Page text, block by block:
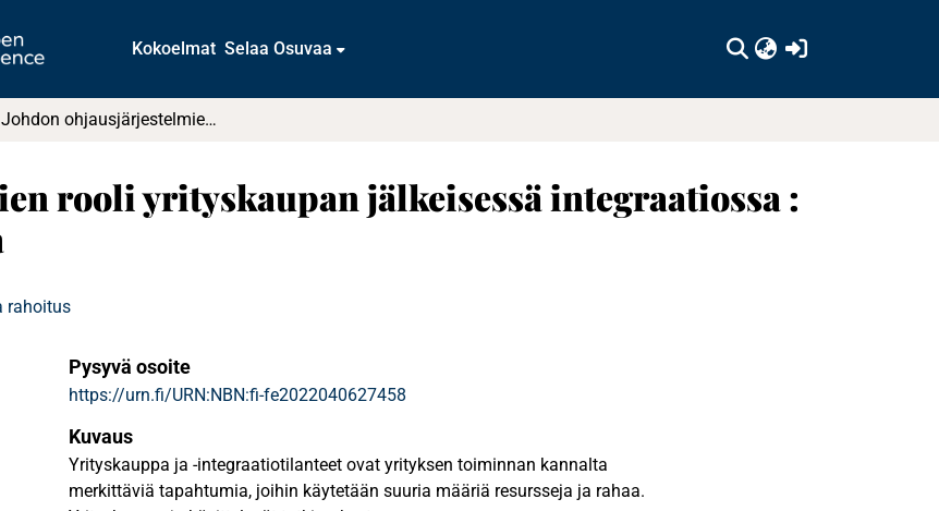
Kokoelmat Selaa Osuvaa
Johdon ohjausjärjestelmien rooli yrityskaupan jälkeisessä integraatiossa : Tapaus tilitoimistoalalta
rooli yrityskaupan jälkeisessä integraatiossa :
rahoitus
Pysyvä osoite
https://urn.fi/URN:NBN:fi-fe2022040627458
Kuvaus
Yrityskauppa ja -integraatiotilanteet ovat yrityksen toiminnan kannalta
merkittäviä tapahtumia, joihin käytetään suuria määriä resursseja ja rahaa.